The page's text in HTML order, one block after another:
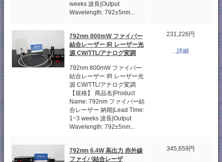
weeks 波長|Output
Wavelength: 792±5nm...
792nm 800mW ファイバー
結合レーザー IR レーザー光
源 CW/TTL/アナログ変調
792nm 800mW ファイバー
結合レーザー IR レーザー光
源 CW/TTL/アナログ変調
【規格】 商品名|Product
Name: 792nm ファイバー結
合レーザー 納期|Lead Time:
1~3 weeks 波長|Output
Wavelength: 792±5nm...
231,226円
...詳細
792nm 6.4W 高出力 赤外線
ファイバ結合レーザ
345,659円